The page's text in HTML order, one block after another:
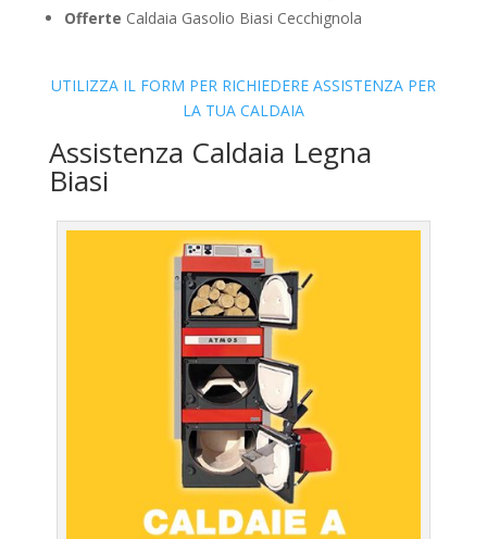
Offerte Caldaia Gasolio Biasi Cecchignola
UTILIZZA IL FORM PER RICHIEDERE ASSISTENZA PER
LA TUA CALDAIA
Assistenza Caldaia Legna
Biasi